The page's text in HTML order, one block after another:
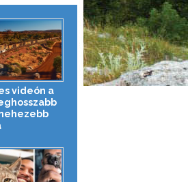
videón a